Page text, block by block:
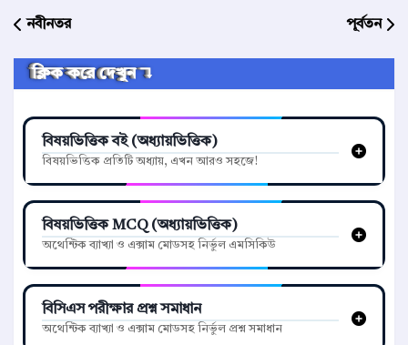
নবীনতর পূর্বতন
ক্লিক করে দেখুন ↴
বিষয়ভিত্তিক বই (অধ্যায়ভিত্তিক)
বিষয়ভিত্তিক প্রতিটি অধ্যায়, এখন আরও সহজে!
বিষয়ভিত্তিক MCQ (অধ্যায়ভিত্তিক)
অথেন্টিক ব্যাখ্যা ও এক্সাম মোডসহ নির্ভুল এমসিকিউ
বিসিএস পরীক্ষার প্রশ্ন সমাধান
অথেন্টিক ব্যাখ্যা ও এক্সাম মোডসহ নির্ভুল প্রশ্ন সমাধান